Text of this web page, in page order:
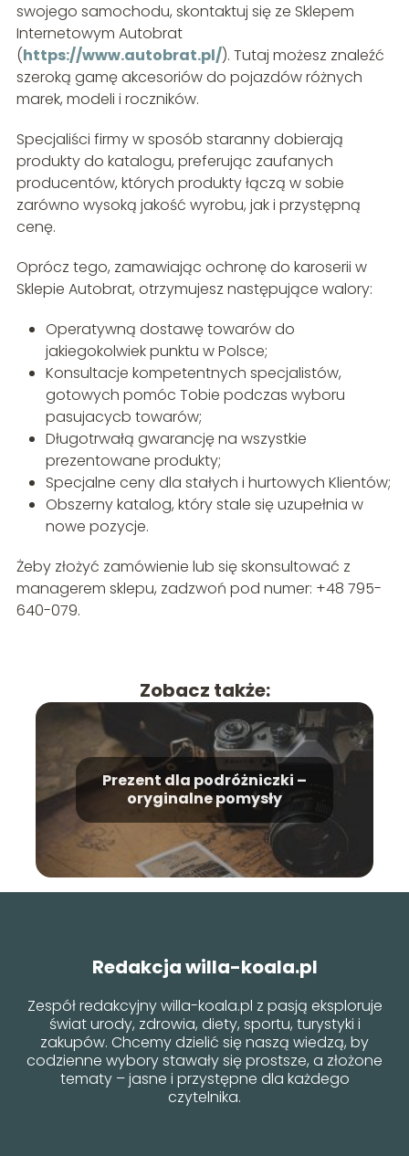
swojego samochodu, skontaktuj się ze Sklepem
Internetowym Autobrat
(https://www.autobrat.pl/). Tutaj możesz znaleźć
szeroką gamę akcesoriów do pojazdów różnych
marek, modeli i roczników.
Specjaliści firmy w sposób staranny dobierają
produkty do katalogu, preferując zaufanych
producentów, których produkty łączą w sobie
zarówno wysoką jakość wyrobu, jak i przystępną
cenę.
Oprócz tego, zamawiając ochronę do karoserii w
Sklepie Autobrat, otrzymujesz następujące walory:
Operatywną dostawę towarów do
jakiegokolwiek punktu w Polsce;
Konsultacje kompetentnych specjalistów,
gotowych pomóc Tobie podczas wyboru
pasujacycb towarów;
Długotrwałą gwarancję na wszystkie
prezentowane produkty;
Specjalne ceny dla stałych i hurtowych Klientów;
Obszerny katalog, który stale się uzupełnia w
nowe pozycje.
Żeby złożyć zamówienie lub się skonsultować z
managerem sklepu, zadzwoń pod numer: +48 795-
640-079.
Zobacz także:
Prezent dla podróżniczki –
oryginalne pomysły
Redakcja willa-koala.pl
Zespół redakcyjny willa-koala.pl z pasją eksploruje
świat urody, zdrowia, diety, sportu, turystyki i
zakupów. Chcemy dzielić się naszą wiedzą, by
codzienne wybory stawały się prostsze, a złożone
tematy – jasne i przystępne dla każdego
czytelnika.